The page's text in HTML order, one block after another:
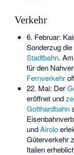
Verkehr
6. Februar:
Sonderzug
Stadtbahn.
für den
Fernverkehr
22. Mai: Der
eröffnet und
Gotthardbahn
undAirolo
Güterverkehr
Italien